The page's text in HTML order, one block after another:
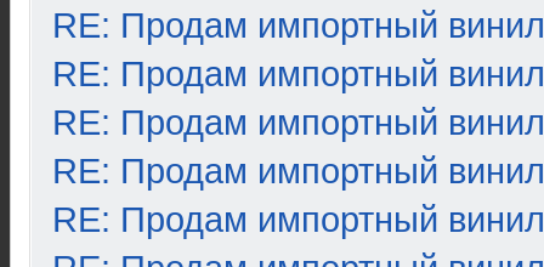
RE: Продам импортный винил
RE: Продам импортный винил
RE: Продам импортный винил
RE: Продам импортный винил
RE: Продам импортный винил